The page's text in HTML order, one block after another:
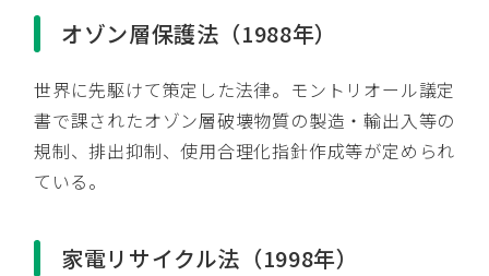
オゾン層保護法（1988年）
世界に先駆けて策定した法律。モントリオール議定
書で課されたオゾン層破壊物質の製造・輸出入等の
規制、排出抑制、使用合理化指針作成等が定められ
ている。
家電リサイクル法（1998年）